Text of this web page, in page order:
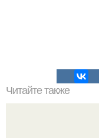
Читайте также